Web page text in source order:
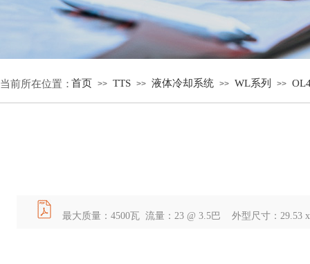
当前所在位置：首页 >> TTS >> 液体冷却系统 >> WL系列 >>
最大质量：4500瓦 流量：23 @ 3.5巴 外型尺寸：29.53 x